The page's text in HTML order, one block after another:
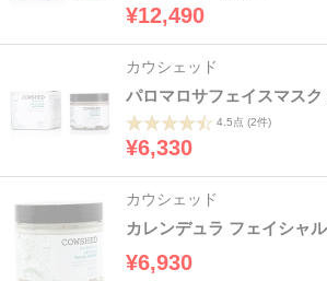
¥12,490
カウシェッド
パロマロサフェイスマスク
4.5点 (2件)
¥6,330
カウシェッド
カレンデュラ フェイシャ
¥6,930